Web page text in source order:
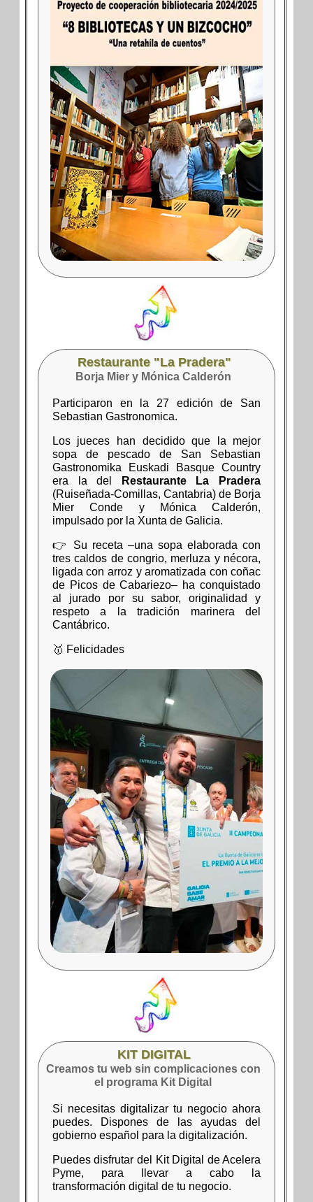
Restaurante "La Pradera"
Borja Mier y Mónica Calderón
Participaron en la 27 edición de San
Sebastian Gastronomica.
Los jueces han decidido que la mejor
sopa de pescado de San Sebastian
Gastronomika Euskadi Basque Country
era la del
Restaurante La Pradera
(Ruiseñada-Comillas, Cantabria) de Borja
Mier Conde y Mónica Calderón,
impulsado por la Xunta de Galicia.
👉 Su receta –una sopa elaborada con
tres caldos de congrio, merluza y nécora,
ligada con arroz y aromatizada con coñac
de Picos de Cabariezo– ha conquistado
al jurado por su sabor, originalidad y
respeto a la tradición marinera del
Cantábrico.
🥇 Felicidades
KIT DIGITAL
Creamos tu web sin complicaciones con
el programa Kit Digital
Si necesitas digitalizar tu negocio ahora
puedes. Dispones de las ayudas del
gobierno español para la digitalización.
Puedes disfrutar del Kit Digital de Acelera
Pyme, para llevar a cabo la
transformación digital de tu negocio.